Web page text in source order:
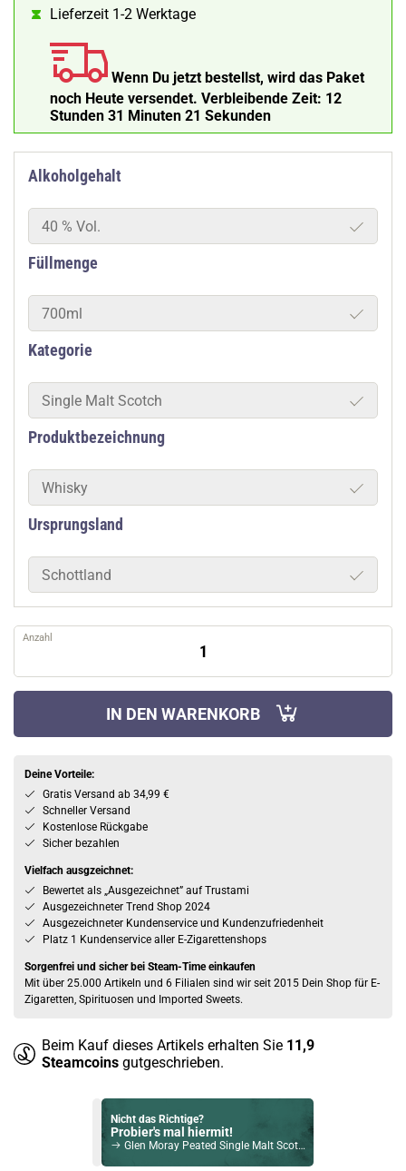
Lieferzeit 1-2 Werktage
Wenn Du jetzt bestellst, wird das Paket
noch Heute versendet. Verbleibende Zeit: 12
Stunden 31 Minuten 21 Sekunden
Alkoholgehalt
40 % Vol.
Füllmenge
700ml
Kategorie
Single Malt Scotch
Produktbezeichnung
Whisky
Ursprungsland
Schottland
Anzahl
IN DEN WARENKORB
Deine Vorteile:
Gratis Versand ab 34,99 €
Schneller Versand
Kostenlose Rückgabe
Sicher bezahlen
Vielfach ausgzeichnet:
Bewertet als „Ausgezeichnet” auf Trustami
Ausgezeichneter Trend Shop 2024
Ausgezeichneter Kundenservice und Kundenzufriedenheit
Platz 1 Kundenservice aller E-Zigarettenshops
Sorgenfrei und sicher bei Steam-Time einkaufen
Mit über 25.000 Artikeln und 6 Filialen sind wir seit 2015 Dein Shop für E-
Zigaretten, Spirituosen und Imported Sweets.
Beim Kauf dieses Artikels erhalten Sie 11,9
Steamcoins gutgeschrieben.
Nicht das Richtige?
Probier's mal hiermit!
Glen Moray Peated Single Malt Scotch Whisky 40% Vol. 700ml